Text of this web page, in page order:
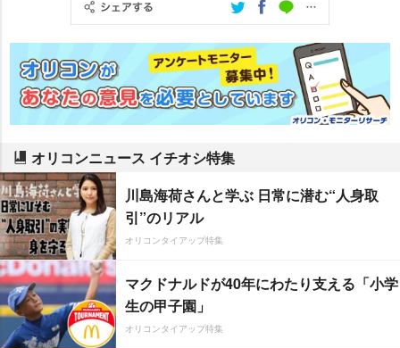
オリコンニュース イチオシ特集
川島海荷さんと学ぶ 日常に潜む“人身取
引”のリアル
オリコンタイアップ特集
マクドナルドが40年にわたり支える「小学
生の甲子園」
オリコンタイアップ特集